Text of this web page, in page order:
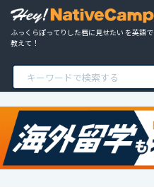
ふっくらぽってりした唇に見せたい を英語で
教えて！